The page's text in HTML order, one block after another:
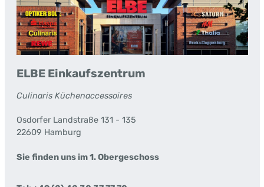
ELBE Einkaufszentrum
Culinaris Küchenaccessoires
Osdorfer Landstraße 131 - 135
22609 Hamburg
Sie finden uns im 1. Obergeschoss